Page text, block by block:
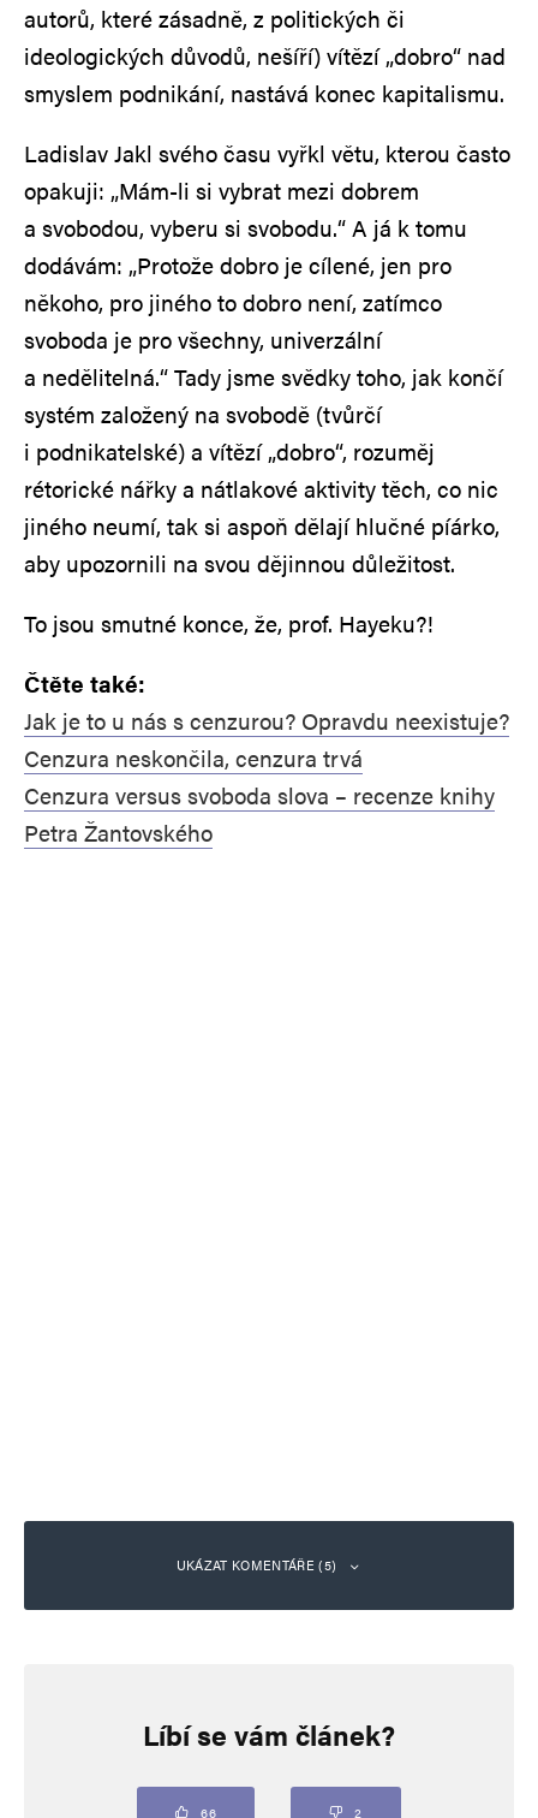
autorů, které zásadně, z politických či
ideologických důvodů, nešíří) vítězí „dobro“ nad
smyslem podnikání, nastává konec kapitalismu.
Ladislav Jakl svého času vyřkl větu, kterou často
opakuji: „Mám-li si vybrat mezi dobrem
a svobodou, vyberu si svobodu.“ A já k tomu
dodávám: „Protože dobro je cílené, jen pro
někoho, pro jiného to dobro není, zatímco
svoboda je pro všechny, univerzální
a nedělitelná.“ Tady jsme svědky toho, jak končí
systém založený na svobodě (tvůrčí
i podnikatelské) a vítězí „dobro“, rozuměj
rétorické nářky a nátlakové aktivity těch, co nic
jiného neumí, tak si aspoň dělají hlučné píárko,
aby upozornili na svou dějinnou důležitost.
To jsou smutné konce, že, prof. Hayeku?!
Čtěte také:
Jak je to u nás s cenzurou? Opravdu neexistuje?
Cenzura neskončila, cenzura trvá
Cenzura versus svoboda slova – recenze knihy
Petra Žantovského
UKÁZAT KOMENTÁŘE (5)
20. 1. 2026 (11:14)
Líbí se vám článek?
66 2